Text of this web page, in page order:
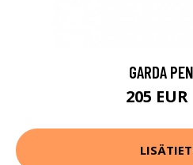
GARDA
205 EUR